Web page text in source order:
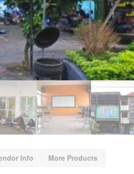
Info More Products